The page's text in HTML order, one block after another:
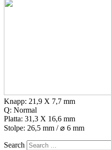
Knapp: 21,9 X 7,7 mm
Q: Normal
Platta: 31,3 X 16,6 mm
Stolpe: 26,5 mm / ⌀ 6 mm
Search